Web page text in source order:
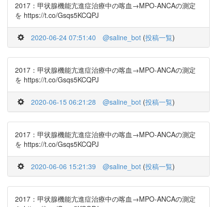
2017：甲状腺機能亢進症治療中の喀血→MPO-ANCAの測定
を https://t.co/Gsqs5KCQPJ
2020-06-24 07:51:40 @saline_bot (投稿一覧)
2017：甲状腺機能亢進症治療中の喀血→MPO-ANCAの測定
を https://t.co/Gsqs5KCQPJ
2020-06-15 06:21:28 @saline_bot (投稿一覧)
2017：甲状腺機能亢進症治療中の喀血→MPO-ANCAの測定
を https://t.co/Gsqs5KCQPJ
2020-06-06 15:21:39 @saline_bot (投稿一覧)
2017：甲状腺機能亢進症治療中の喀血→MPO-ANCAの測定